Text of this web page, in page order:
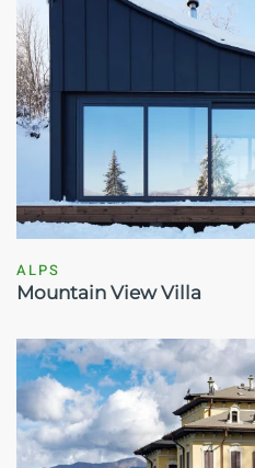
ALPS
Mountain View Villa